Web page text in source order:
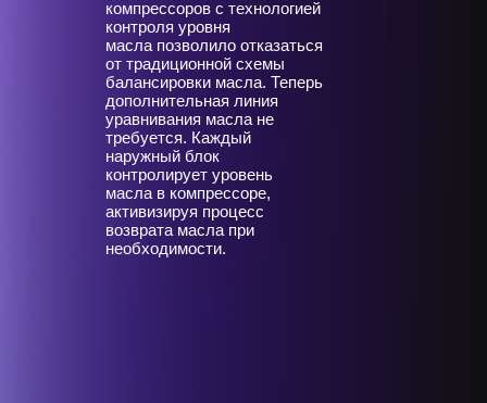
компрессоров с технологией
контроля уровня
масла позволило отказаться
от традиционной схемы
балансировки масла. Теперь
дополнительная линия
уравнивания масла не
требуется. Каждый
наружный блок
контролирует уровень
масла в компрессоре,
активизируя процесс
возврата масла при
необходимости.